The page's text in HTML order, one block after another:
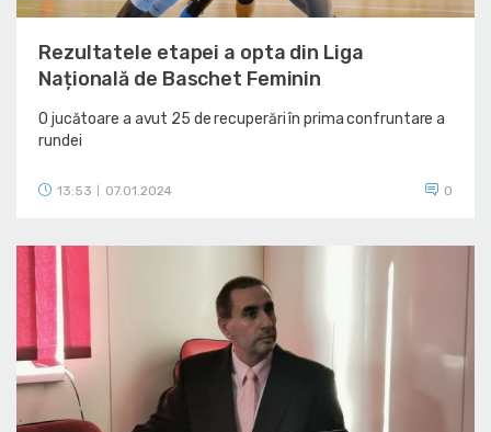
Rezultatele etapei a opta din Liga
Națională de Baschet Feminin
O jucătoare a avut 25 de recuperări în prima confruntare a
rundei
13:53 07.01.2024 0